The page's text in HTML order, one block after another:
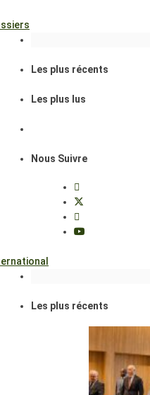
Les plus récents
Les plus lus
Nous Suivre
Les plus récents